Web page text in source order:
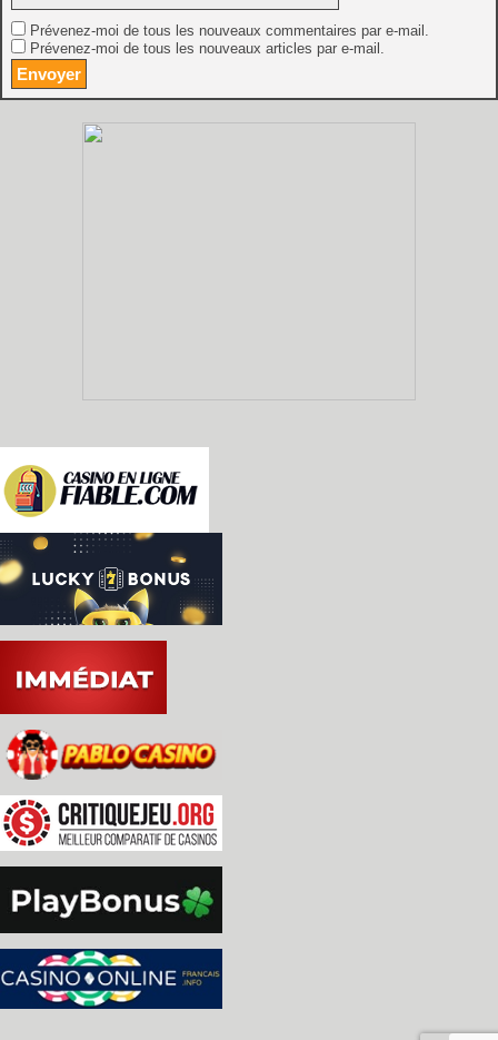
Prévenez-moi de tous les nouveaux commentaires par e-mail.
Prévenez-moi de tous les nouveaux articles par e-mail.